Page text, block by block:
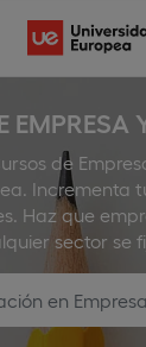
EMPRESA
de
Incrementa
Haz que
sector se